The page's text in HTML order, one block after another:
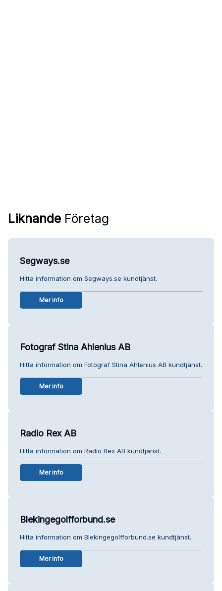
Liknande Företag
Segways.se
Hitta information om Segways.se kundtjänst.
Mer info
Fotograf Stina Ahlenius AB
Hitta information om Fotograf Stina Ahlenius AB kundtjänst.
Mer info
Radio Rex AB
Hitta information om Radio Rex AB kundtjänst.
Mer info
Blekingegolfforbund.se
Hitta information om Blekingegolfforbund.se kundtjänst.
Mer info